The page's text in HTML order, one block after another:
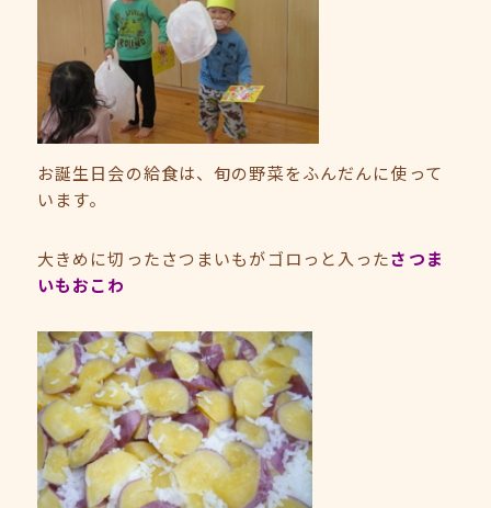
お誕生日会の給食は、旬の野菜をふんだんに使って
います。
大きめに切ったさつまいもがゴロっと入ったさつま
いもおこわ